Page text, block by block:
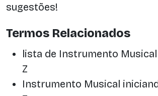
sugestões!
Termos Relacionados
lista de Instrumento
Z
Instrumento Musical